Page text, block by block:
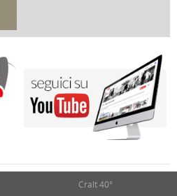
Cralt 40°